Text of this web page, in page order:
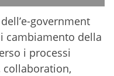
government
cambiamento della
i processi
collaboration,